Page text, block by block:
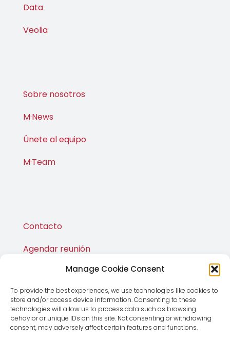
Manage Cookie Consent
To provide the best experiences, we use technologies like cookies to
store and/or access device information. Consenting to these
technologies will allow us to process data such as browsing
behavior or unique IDs on this site. Not consenting or withdrawing
consent, may adversely affect certain features and functions.
Data
Veolia
Sobre nosotros
M·News
Únete al equipo
M·Team
Contacto
Agendar reunión
Publicaciones
M·Shop